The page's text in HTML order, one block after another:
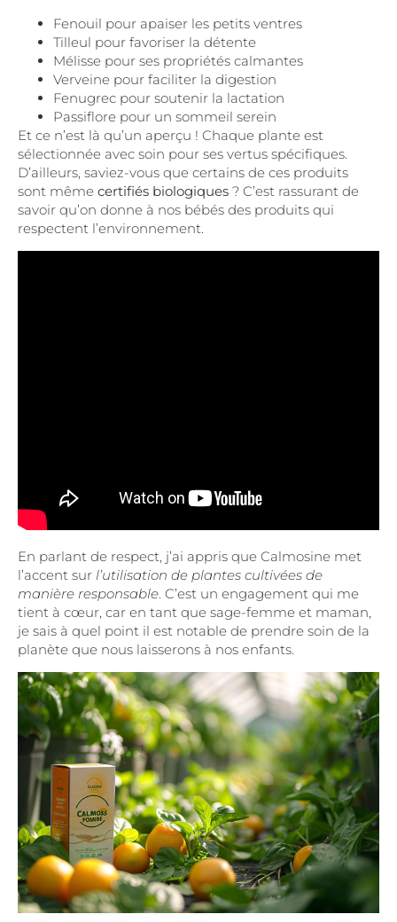
Fenouil pour apaiser les petits ventres
Tilleul pour favoriser la détente
Mélisse pour ses propriétés calmantes
Verveine pour faciliter la digestion
Fenugrec pour soutenir la lactation
Passiflore pour un sommeil serein
Et ce n’est là qu’un aperçu ! Chaque plante est
sélectionnée avec soin pour ses vertus spécifiques.
D’ailleurs, saviez-vous que certains de ces produits
sont même certifiés biologiques ? C’est rassurant de
savoir qu’on donne à nos bébés des produits qui
respectent l’environnement.
En parlant de respect, j’ai appris que Calmosine met
l’accent sur l’utilisation de plantes cultivées de
manière responsable. C’est un engagement qui me
tient à cœur, car en tant que sage-femme et maman,
je sais à quel point il est notable de prendre soin de la
planète que nous laisserons à nos enfants.